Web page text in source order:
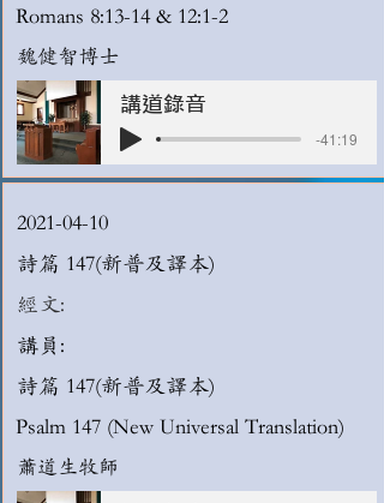
Romans 8:13-14 & 12:1-2
魏健智博士
講道錄音
-41:19
2021-04-10
詩篇 147(新普及譯本)
經文:
講員:
詩篇 147(新普及譯本)
Psalm 147 (New Universal Translation)
蕭道生牧師